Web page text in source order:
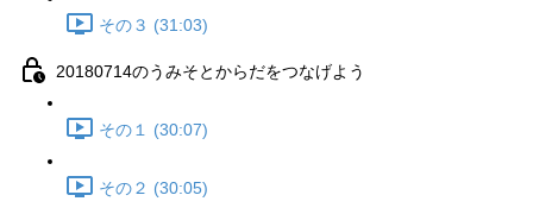
その３ (31:03)
20180714のうみそとからだをつなげよう
その１ (30:07)
その２ (30:05)